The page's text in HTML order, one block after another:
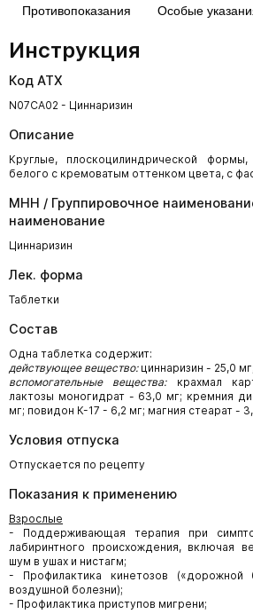
Противопоказания Особые
Инструкция
Код АТХ
N07CA02 - Циннаризин
Описание
Круглые, плоскоцилиндрической
белого с кремоватым оттенком цвета, с
МНН / Группировочное
наименование
Циннаризин
Лек. форма
Таблетки
Состав
Одна таблетка содержит:
действующее вещество:циннаризин - 25,0 мг;
вспомогательные вещества:крахмал
лактозы моногидрат - 63,0 мг; кремния
мг; повидон К-17 - 6,2 мг; магния стеарат -
Условия отпуска
Отпускается по рецепту
Показания к применению
Взрослые
- Поддерживающая терапия при
лабиринтного происхождения, включая
шум в ушах и нистагм;
- Профилактика кинетозов
воздушной болезни);
- Профилактика приступов мигрени;